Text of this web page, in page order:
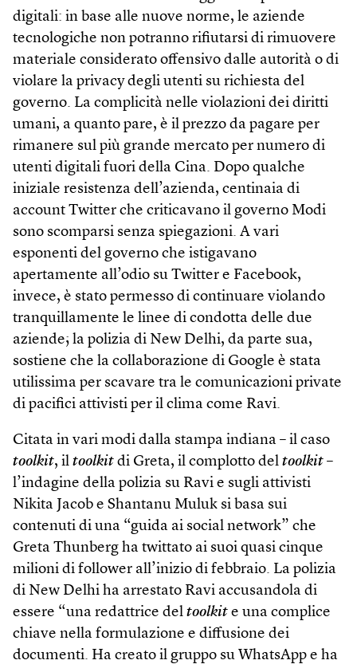
digitali: in base alle nuove norme, le aziende
tecnologiche non potranno rifiutarsi di rimuovere
materiale considerato offensivo dalle autorità o di
violare la privacy degli utenti su richiesta del
governo. La complicità nelle violazioni dei diritti
umani, a quanto pare, è il prezzo da pagare per
rimanere sul più grande mercato per numero di
utenti digitali fuori della Cina. Dopo qualche
iniziale resistenza dell’azienda, centinaia di
account Twitter che criticavano il governo Modi
sono scomparsi senza spiegazioni. A vari
esponenti del governo che istigavano
apertamente all’odio su Twitter e Facebook,
invece, è stato permesso di continuare violando
tranquillamente le linee di condotta delle due
aziende; la polizia di New Delhi, da parte sua,
sostiene che la collaborazione di Google è stata
utilissima per scavare tra le comunicazioni private
di pacifici attivisti per il clima come Ravi.
Citata in vari modi dalla stampa indiana – il caso
toolkit, il toolkit di Greta, il complotto del toolkit –
l’indagine della polizia su Ravi e sugli attivisti
Nikita Jacob e Shantanu Muluk si basa sui
contenuti di una “guida ai social network” che
Greta Thunberg ha twittato ai suoi quasi cinque
milioni di follower all’inizio di febbraio. La polizia
di New Delhi ha arrestato Ravi accusandola di
essere “una redattrice del toolkit e una complice
chiave nella formulazione e diffusione dei
documenti. Ha creato il gruppo su WhatsApp e ha